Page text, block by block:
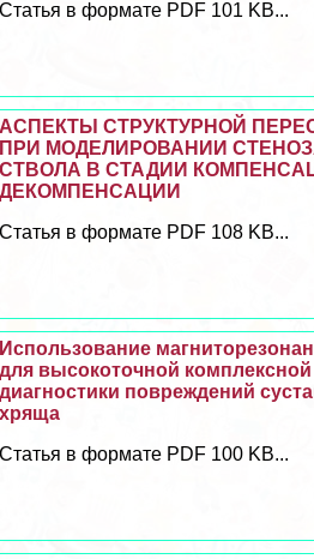
Статья в формате PDF 101 KB...
АСПЕКТЫ СТРУКТУРНОЙ
ПРИ МОДЕЛИРОВАНИИ
СТВОЛА В СТАДИИ
ДЕКОМПЕНСАЦИИ
Статья в формате PDF 108 KB...
Использование
для высокоточной
диагностики повреждений
хряща
Статья в формате PDF 100 KB...